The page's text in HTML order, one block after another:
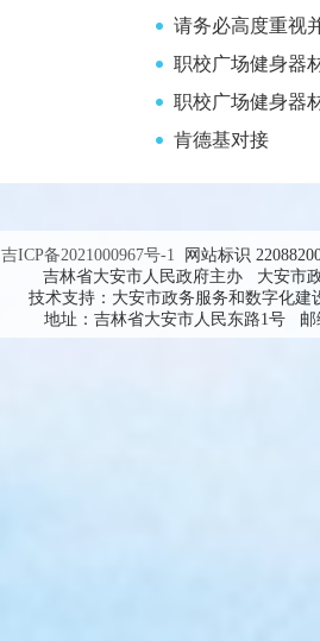
请务必高度重视
职校广场健身器
职校广场健身器
肯德基对接
吉ICP备2021000967号-1 网站标识
吉林省大安市人民政府主办 大安市
技术支持：大安市政务服务和数字化
地址：吉林省大安市人民东路1号